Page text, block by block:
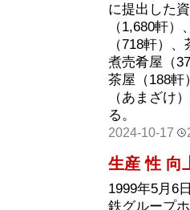
に提出した
（1,680軒
（718軒）
煮売肴屋（
茶屋（188軒
（あまざけ
る。
2024-10-17
生産 性 向
1999年5月6
鉄グループ